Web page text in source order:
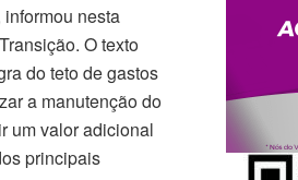
nesta
O texto
do teto de gastos
a manutenção do
um valor adicional
principais